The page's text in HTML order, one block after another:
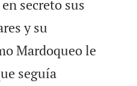
secreto sus
y su
Mardoqueo le
seguía